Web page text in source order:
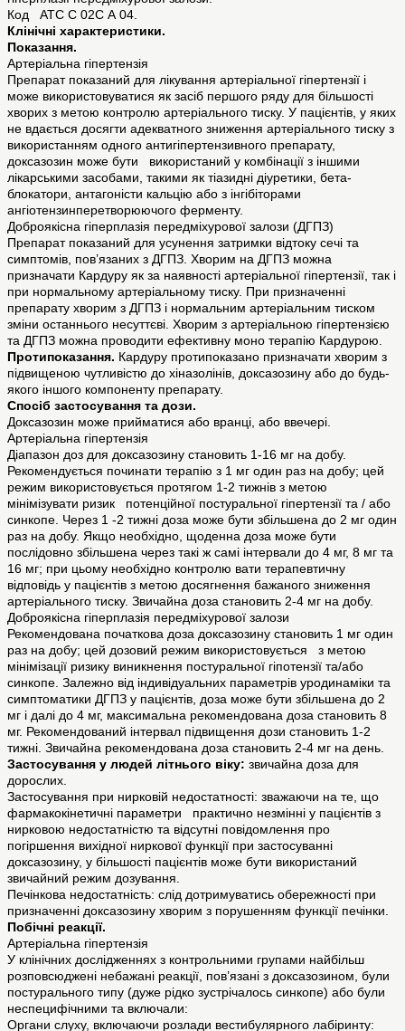
Код АТС С 02С А 04.
Клінічні характеристики.
Показання.
Артеріальна гіпертензія
Препарат показаний для лікування артеріальної гіпертензії і
може використовуватися як засіб першого ряду для більшості
хворих з метою контролю артеріального тиску. У пацієнтів, у яких
не вдається досягти адекватного зниження артеріального тиску з
використанням одного антигіпертензивного препарату,
доксазозин може бути використаний у комбінації з іншими
лікарськими засобами, такими як тіазидні діуретики, бета-
блокатори, антагоністи кальцію або з інгібіторами
ангіотензинперетворюючого ферменту.
Доброякісна гіперплазія передміхурової залози (ДГПЗ)
Препарат показаний для усунення затримки відтоку сечі та
симптомів, пов’язаних з ДГПЗ. Хворим на ДГПЗ можна
призначати Кардуру як за наявності артеріальної гіпертензії, так і
при нормальному артеріальному тиску. При призначенні
препарату хворим з ДГПЗ і нормальним артеріальним тиском
зміни останнього несуттєві. Хворим з артеріальною гіпертензією
та ДГПЗ можна проводити ефективну моно терапію Кардурою.
Протипоказання. Кардуру протипоказано призначати хворим з
підвищеною чутливістю до хіназолінів, доксазозину або до будь-
якого іншого компоненту препарату.
Спосіб застосування та дози.
Доксазозин може прийматися або вранці, або ввечері.
Артеріальна гіпертензія
Діапазон доз для доксазозину становить 1-16 мг на добу.
Рекомендується починати терапію з 1 мг один раз на добу; цей
режим використовується протягом 1-2 тижнів з метою
мінімізувати ризик потенційної постуральної гіпертензії та / або
синкопе. Через 1 -2 тижні доза може бути збільшена до 2 мг один
раз на добу. Якщо необхідно, щоденна доза може бути
послідовно збільшена через такі ж самі інтервали до 4 мг, 8 мг та
16 мг; при цьому необхідно контролю вати терапевтичну
відповідь у пацієнтів з метою досягнення бажаного зниження
артеріального тиску. Звичайна доза становить 2-4 мг на добу.
Доброякісна гіперплазія передміхурової залози
Рекомендована початкова доза доксазозину становить 1 мг один
раз на добу; цей дозовий режим використовується з метою
мінімізації ризику виникнення постуральної гіпотензії та/або
синкопе. Залежно від індивідуальних параметрів уродинаміки та
симптоматики ДГПЗ у пацієнтів, доза може бути збільшена до 2
мг і далі до 4 мг, максимальна рекомендована доза становить 8
мг. Рекомендований інтервал підвищення дози становить 1-2
тижні. Звичайна рекомендована доза становить 2-4 мг на день.
Застосування у людей літнього віку: звичайна доза для
дорослих.
Застосування при нирковій недостатності: зважаючи на те, що
фармакокінетичні параметри практично незмінні у пацієнтів з
нирковою недостатністю та відсутні повідомлення про
погіршення вихідної ниркової функції при застосуванні
доксазозину, у більшості пацієнтів може бути використаний
звичайний режим дозування.
Печінкова недостатність: слід дотримуватись обережності при
призначенні доксазозину хворим з порушенням функції печінки.
Побічні реакції.
Артеріальна гіпертензія
У клінічних дослідженнях з контрольними групами найбільш
розповсюджені небажані реакції, пов’язані з доксазозином, були
постурального типу (дуже рідко зустрічалось синкопе) або були
неспецифічними та включали:
Органи слуху, включаючи розлади вестибулярного лабіринту: